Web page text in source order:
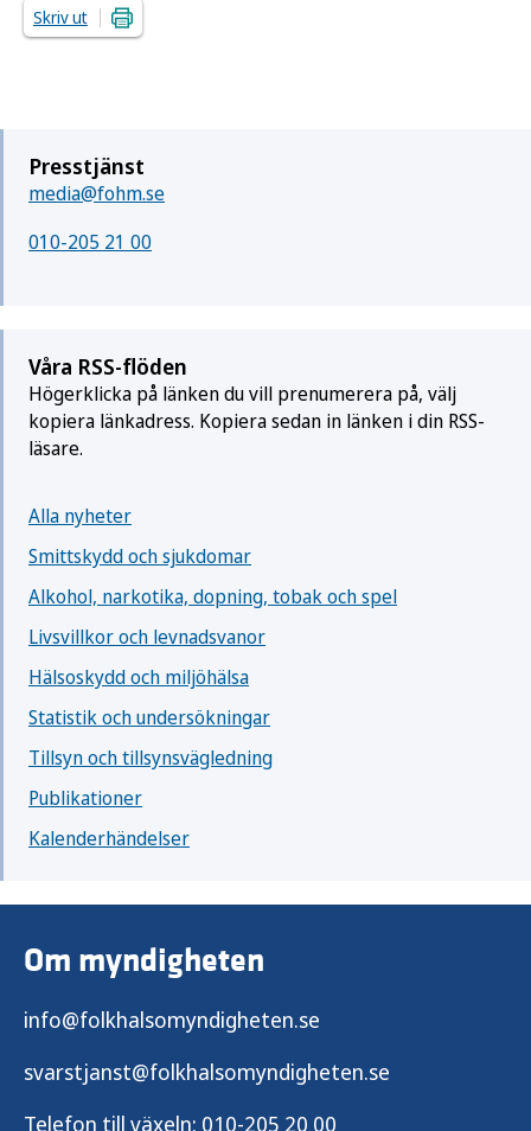
Skriv ut
Presstjänst
media@fohm.se
010-205 21 00
Våra RSS-flöden
Högerklicka på länken du vill prenumerera på, välj
kopiera länkadress. Kopiera sedan in länken i din RSS-
läsare.
Alla nyheter
Smittskydd och sjukdomar
Alkohol, narkotika, dopning, tobak och spel
Livsvillkor och levnadsvanor
Hälsoskydd och miljöhälsa
Statistik och undersökningar
Tillsyn och tillsynsvägledning
Publikationer
Kalenderhändelser
Om myndigheten
info@folkhalsomyndigheten.se
svarstjanst@folkhalsomyndigheten.se
Telefon till växeln: 010-205 20 00